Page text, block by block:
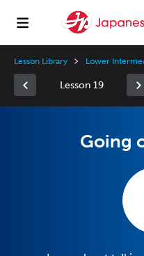
Lesson Library Lower
Lesson 19
Going